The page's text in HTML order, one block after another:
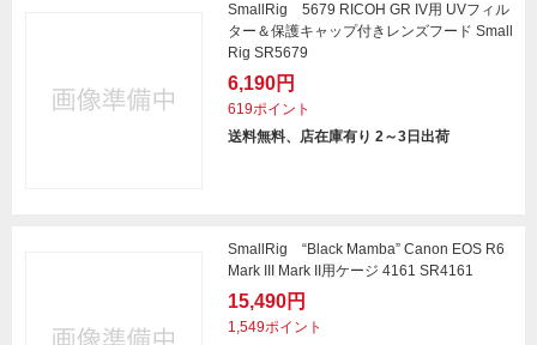
SmallRig 5679 RICOH GR IV用 UVフィル
ター＆保護キャップ付きレンズフード Small
Rig SR5679
6,190円
619ポイント
送料無料、店在庫有り 2～3日出荷
SmallRig “Black Mamba” Canon EOS R6
Mark III Mark II用ケージ 4161 SR4161
15,490円
1,549ポイント